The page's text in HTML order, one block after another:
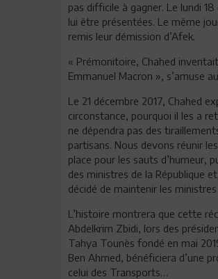
pas difficile à gagner. Le lundi
lui être présentées. Le même
remis leur démission d’Afek.
« Prémonitoire, Chahed
Emmanuel Macron », s’amuse
Le 21 décembre 2017, Chahed
circonstance, pourquoi il les a
ne dépendra pas des
partisans. Nous devons réunir
place pour les sauts d’humeur,
des ministres de la République
décidé de maintenir les
L’histoire montrera que cette
Abdelkrim Zbidi, lors des
Tahya Tounès fondé en mai
Ben Ahmed, bénéficiera d’une
celui des Transports…